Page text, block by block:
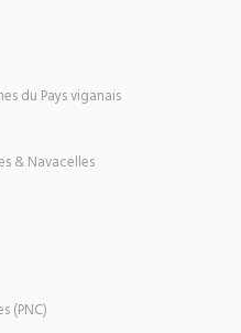
du Pays viganais
& Navacelles
(PNC)